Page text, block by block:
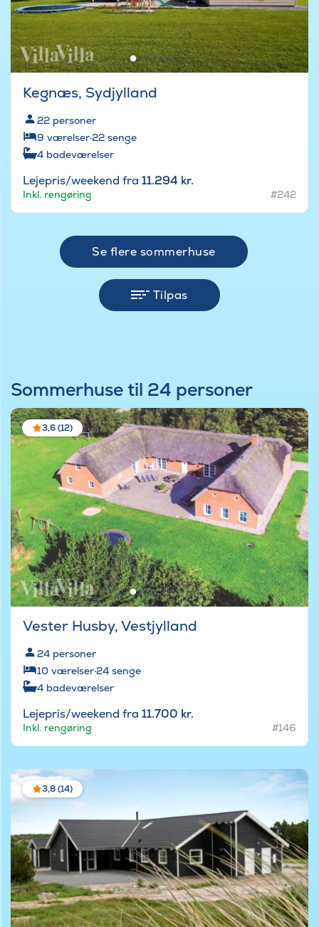
Kegnæs, Sydjylland
22 personer
9 værelser·22 senge
4 badeværelser
Lejepris/weekend fra 11.294 kr.
Inkl. rengøring #242
Se flere sommerhuse
Tilpas
Sommerhuse til 24 personer
3,6 (12)
Vester Husby, Vestjylland
24 personer
10 værelser·24 senge
4 badeværelser
Lejepris/weekend fra 11.700 kr.
Inkl. rengøring #146
3,8 (14)